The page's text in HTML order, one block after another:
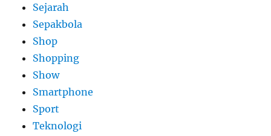
Sejarah
Sepakbola
Shop
Shopping
Show
Smartphone
Sport
Teknologi